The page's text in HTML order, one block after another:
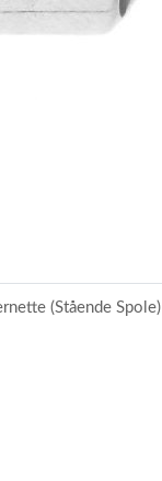
(Stående Spole)